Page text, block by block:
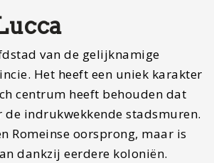
van de gelijknamige
Het heeft een uniek karakter
centrum heeft behouden dat
indrukwekkende stadsmuren.
Romeinse oorsprong, maar is
dankzij eerdere koloniën.